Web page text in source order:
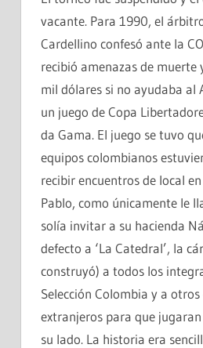
vacante. Para 1990, el
Cardellino confesó ante la
recibió amenazas de muerte
mil dólares si no ayudaba al
un juego de Copa
da Gama. El juego se tuvo
equipos colombianos
recibir encuentros de local
Pablo, como únicamente le
solía invitar a su hacienda
defecto a ‘La Catedral’, la
construyó) a todos los
Selección Colombia y a
extranjeros para que
su lado. La historia era